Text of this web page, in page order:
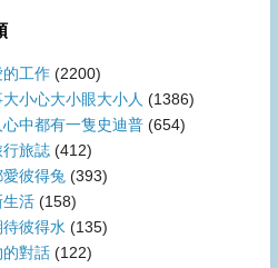
工作 (2200)
大小心大小眼大小人 (1386)
中都有一隻史迪普 (654)
旅誌 (412)
愛彼得兔 (393)
生活 (158)
彼得水 (135)
對話 (122)